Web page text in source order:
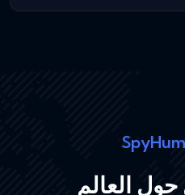
العالم